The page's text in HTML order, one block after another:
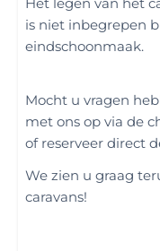
is niet inbegrepen
eindschoonmaak.
Mocht u vragen
met ons op via de
of reserveer direct
We zien u graag
caravans!